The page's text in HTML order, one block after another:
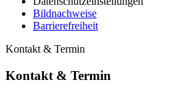
Bildnachweise
Barrierefreiheit
Kontakt & Termin
Kontakt & Termin